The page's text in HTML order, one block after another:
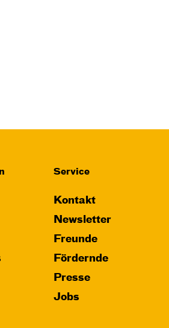
Service
Kontakt
Newsletter
Freunde
Fördernde
Presse
Jobs